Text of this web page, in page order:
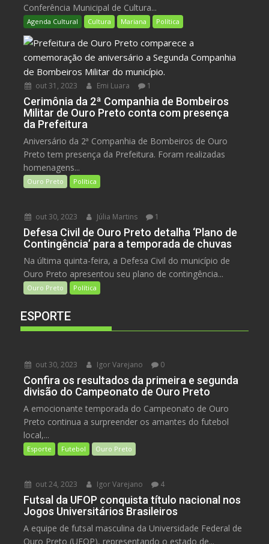
Conferência Municipal de Cultura...
Agenda Cultural Cultura Mariana Política
out 31, 2023 Emi Luara 1
Cerimônia da 2ª Companhia de Bombeiros
Militar de Ouro Preto conta com presença
da Prefeitura
Aniversário da 2ª Companhia de Bombeiros de Ouro
Preto tem presença da Prefeitura. Foram realizadas
homenagens...
Ouro Preto Política
out 30, 2023 Júlia Martins 1
Defesa Civil de Ouro Preto detalha ‘Plano de
Contingência’ para a temporada de chuvas
Na última quinta-feira, a Defesa Civil do município de
Ouro Preto apresentou seu plano de contingência...
Ouro Preto Política
ESPORTE
out 30, 2023 Igor Varejano 0
Confira os resultados da primeira e segunda
divisão do Campeonato de Ouro Preto
A emocionante temporada do Campeonato de Ouro
Preto continua a surpreender os amantes do futebol
local,...
Esporte Futebol Ouro Preto
out 24, 2023 Igor Varejano 4
Futsal da UFOP conquista título nacional nos
Jogos Universitários Brasileiros
A equipe de futsal masculina da Universidade Federal de
Ouro Preto (UFOP), representando o estado de...